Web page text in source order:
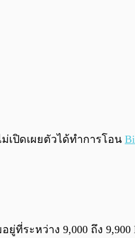
เปิดเผยตัวได้ทำการโอน
ที่ระหว่าง 9,000 ถึง 9,900